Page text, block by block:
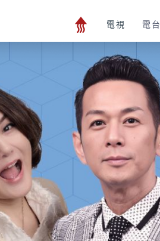
電視 電台